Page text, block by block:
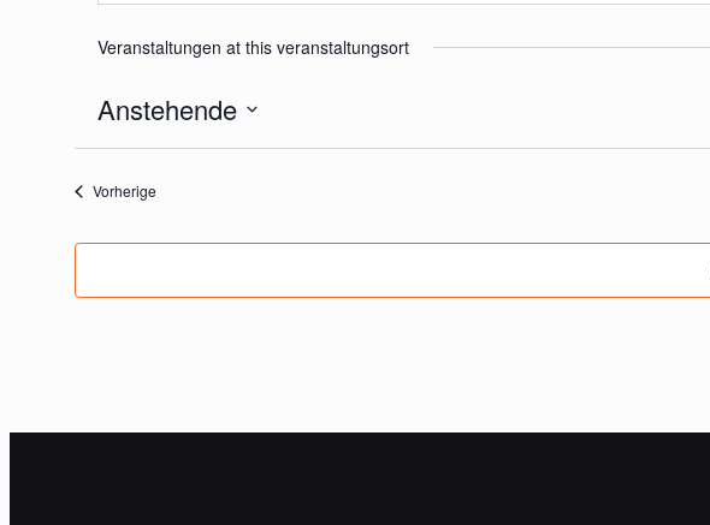
Veranstaltungen at this veranstaltungsort
Anstehende
VorherigeVeranstaltungen